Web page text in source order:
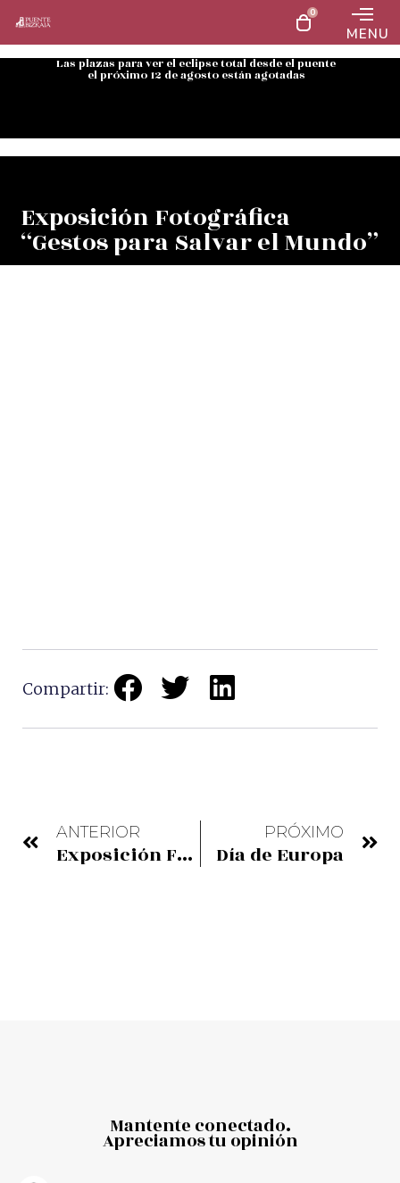
0
MENU
Las plazas para ver el eclipse total desde el puente
el próximo 12 de agosto están agotadas
Exposición Fotográfica
“Gestos para Salvar el Mundo”
Compartir:
ANTERIOR
Exposición Fotográfica: mostrando la otra cara del terremoto de 2010 en Haití
PRÓXIMO
Día de Europa
Mantente conectado.
Apreciamos tu opinión